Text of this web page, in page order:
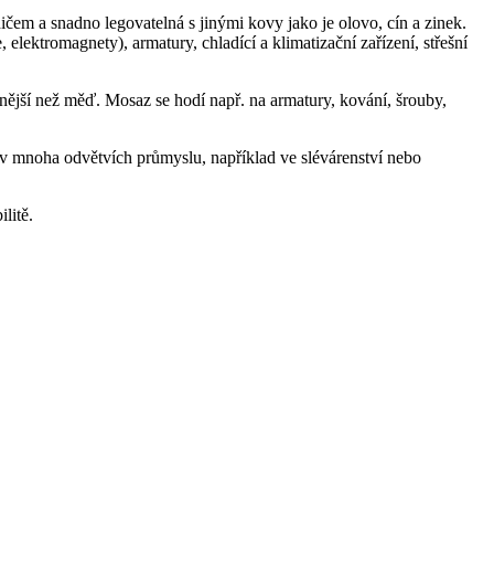
a snadno legovatelná s jinými kovy jako je olovo, cín a zinek.
armatury, chladící a klimatizační zařízení, střešní
než měď. Mosaz se hodí např. na armatury, kování, šrouby,
mnoha odvětvích průmyslu, například ve slévárenství nebo